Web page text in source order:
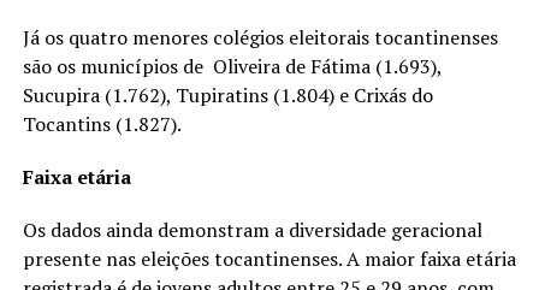
Já os quatro menores colégios eleitorais tocantinenses
são os municípios de Oliveira de Fátima (1.693),
Sucupira (1.762), Tupiratins (1.804) e Crixás do
Tocantins (1.827).
Faixa etária
Os dados ainda demonstram a diversidade geracional
presente nas eleições tocantinenses. A maior faixa etária